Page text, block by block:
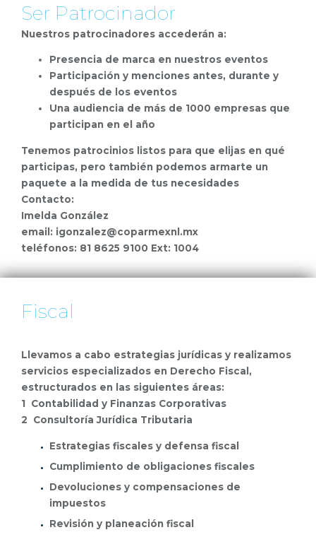
Ser Patrocinador
Nuestros patrocinadores accederán a:
Presencia de marca en nuestros eventos
Participación y menciones antes, durante y
después de los eventos
Una audiencia de más de 1000 empresas que
participan en el año
Tenemos patrocinios listos para que elijas en qué
participas, pero también podemos armarte un
paquete a la medida de tus necesidades
Contacto:
Imelda González
email: igonzalez@coparmexnl.mx
teléfonos: 81 8625 9100 Ext: 1004
Fiscal
Llevamos a cabo estrategias jurídicas y realizamos
servicios especializados en Derecho Fiscal,
estructurados en las siguientes áreas:
1 Contabilidad y Finanzas Corporativas
2 Consultoría Jurídica Tributaria
Estrategias fiscales y defensa fiscal
Cumplimiento de obligaciones fiscales
Devoluciones y compensaciones de
impuestos
Revisión y planeación fiscal